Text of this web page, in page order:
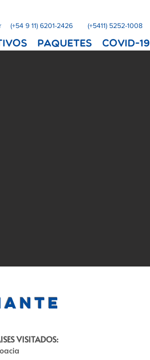
(+54 9 11) 6201-2426 (+5411) 5252-1008
Paquetes COVID-19
VISITADOS: